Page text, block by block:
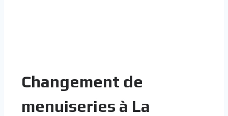
Changement de
menuiseries à La